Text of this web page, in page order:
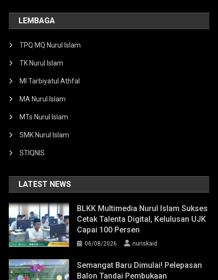
LEMBAGA
TPQ MQ Nurul Islam
TK Nurul Islam
MI Tarbiyatul Athfal
MA Nurul Islam
MTs Nurul Islam
SMK Nurul Islam
STIQNIS
LATEST NEWS
BLKK Multimedia Nurul Islam Sukses
Cetak Talenta Digital, Kelulusan UJK
Capai 100 Persen
06/08/2026 nuriskaid
Semangat Baru Dimulai! Pelepasan
Balon Tandai Pembukaan